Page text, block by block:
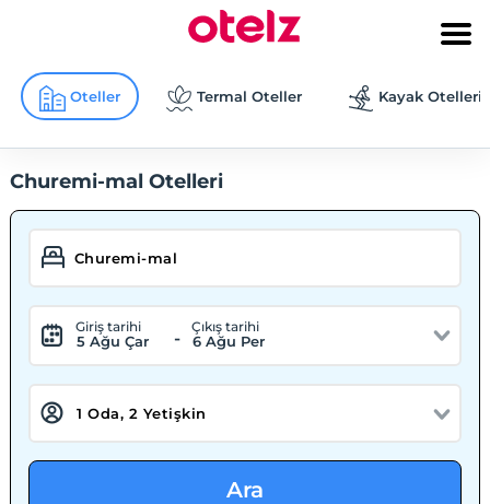
Oteller Termal Oteller Kayak Otelleri
Churemi-mal Otelleri
Giriş tarihi
5 Ağu Çar -
Çıkış tarihi
6 Ağu Per
Ara